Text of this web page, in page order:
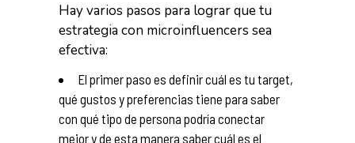
Hay varios pasos para lograr que tu
estrategia con microinfluencers sea
efectiva:
El primer paso es definir cuál es tu target,
qué gustos y preferencias tiene para saber
con qué tipo de persona podría conectar
mejor y de esta manera saber cuál es el